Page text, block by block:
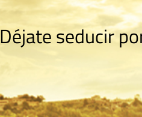
Déjate seducir